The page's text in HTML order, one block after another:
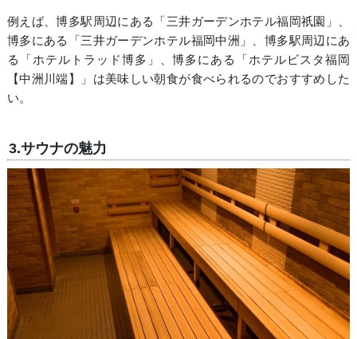
例えば、博多駅周辺にある「三井ガーデンホテル福岡祇園」、
博多にある「三井ガーデンホテル福岡中洲」、博多駅周辺にあ
る「ホテルトラッド博多」、博多にある「ホテルビスタ福岡
【中洲川端】」は美味しい朝食が食べられるのでおすすめした
い。
3.サウナの魅力